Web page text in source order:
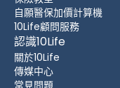
自願醫保加價計算機
10Life顧問服務
認識10Life
關於10Life
傳媒中心
常見問題